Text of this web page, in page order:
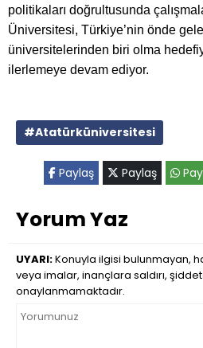
politikaları doğrultusunda
Üniversitesi, Türkiye’nin önde
üniversitelerinden biri olma
ilerlemeye devam ediyor.
#Atatürküniversitesi
Paylaş Paylaş
Yorum Yaz
UYARI:Konuyla ilgisi bulunmayan,
veya imalar, inançlara saldırı,
onaylanmamaktadır.